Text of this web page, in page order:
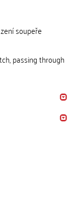
soupeře
passing through